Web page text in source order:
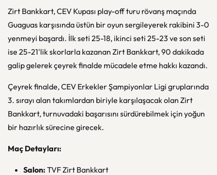
Zirt Bankkart, CEV Kupası play-off turu rövanş maçında
Guaguas karşısında üstün bir oyun sergileyerek rakibini 3-0
yenmeyi başardı. İlk seti 25-18, ikinci seti 25-23 ve son seti
ise 25-21'lik skorlarla kazanan Zirt Bankkart, 90 dakikada
galip gelerek çeyrek finalde mücadele etme hakkı kazandı.
Çeyrek finalde, CEV Erkekler Şampiyonlar Ligi gruplarında
3. sırayı alan takımlardan biriyle karşılaşacak olan Zirt
Bankkart, turnuvadaki başarısını sürdürebilmek için yoğun
bir hazırlık sürecine girecek.
Maç Detayları:
Salon: TVF Zirt Bankkart